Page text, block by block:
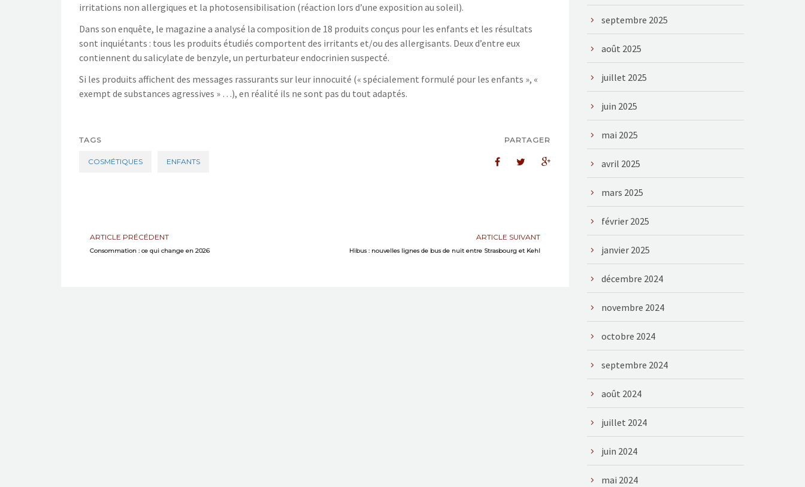
irritations non allergiques et la photosensibilisation (réaction lors d’une exposition au soleil).
Dans son enquête, le magazine a analysé la composition de 18 produits conçus pour les enfants et les résultats
sont inquiétants : tous les produits étudiés comportent des irritants et/ou des allergisants. Deux d’entre eux
contiennent du salicylate de benzyle, un perturbateur endocrinien suspecté.
Si les produits affichent des messages rassurants sur leur innocuité (« spécialement formulé pour les enfants », «
exempt de substances agressives » …), en réalité ils ne sont pas du tout adaptés.
TAGS
COSMÉTIQUES ENFANTS
PARTAGER
ARTICLE PRÉCÉDENT
Consommation : ce qui change en 2026
ARTICLE SUIVANT
Hibus : nouvelles lignes de bus de nuit entre Strasbourg et Kehl
septembre 2025
août 2025
juillet 2025
juin 2025
mai 2025
avril 2025
mars 2025
février 2025
janvier 2025
décembre 2024
novembre 2024
octobre 2024
septembre 2024
août 2024
juillet 2024
juin 2024
mai 2024